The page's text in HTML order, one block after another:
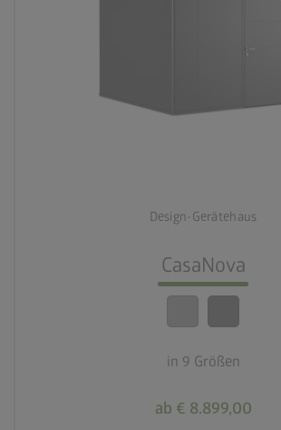
Design-Gerätehaus
CasaNova
in 9 Größen
ab € 8.899,00
palette
Beste Sicherheitsstandards
calendar_month